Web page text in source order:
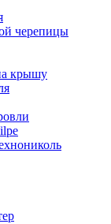
черепицы
крышу